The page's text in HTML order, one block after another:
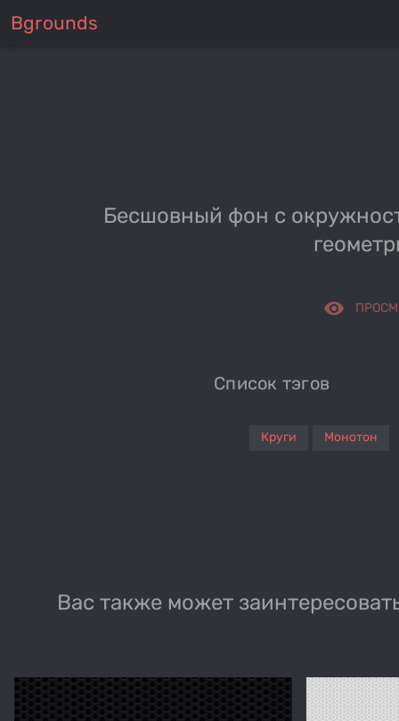
Bgrounds
Бесшовный фон с
remove_red_eye
Список тэгов
Круги Монотон
Вас также может